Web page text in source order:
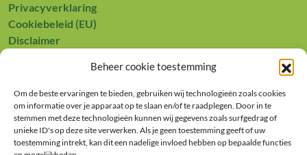
Beheer cookie toestemming
Om de beste ervaringen te bieden, gebruiken wij technologieën zoals cookies
om informatie over je apparaat op te slaan en/of te raadplegen. Door in te
stemmen met deze technologieën kunnen wij gegevens zoals surfgedrag of
unieke ID's op deze site verwerken. Als je geen toestemming geeft of uw
toestemming intrekt, kan dit een nadelige invloed hebben op bepaalde functies
Privacyverklaring
Cookiebeleid (EU)
Disclaimer
Europa investeert in zijn platteland